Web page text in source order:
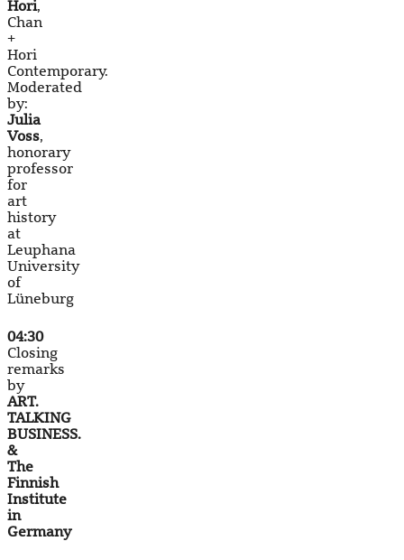
Hori,
Chan
+
Hori
Contemporary.
Moderated
by:
Julia
Voss,
honorary
professor
for
art
history
at
Leuphana
University
of
Lüneburg
04:30
Closing
remarks
by
ART.
TALKING
BUSINESS.
&
The
Finnish
Institute
in
Germany